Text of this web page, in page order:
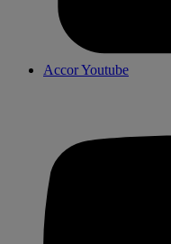
Accor Youtube